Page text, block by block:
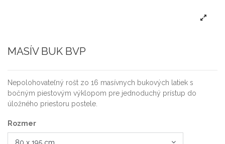
MASÍV BUK BVP
Nepolohovateľný rošt zo 16 masívnych bukových latiek s
bočným piestovým výklopom pre jednoduchý prístup do
úložného priestoru postele.
Rozmer